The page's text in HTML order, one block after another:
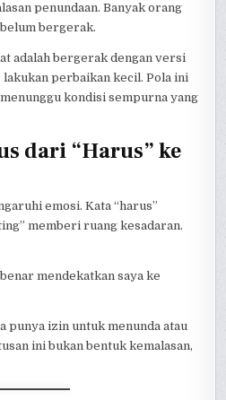
penundaan. Banyak orang
bergerak.
adalah bergerak dengan versi
perbaikan kecil. Pola ini
kondisi sempurna yang
dari “Harus” ke
emosi. Kata “harus”
memberi ruang kesadaran.
mendekatkan saya ke
punya izin untuk menunda atau
ini bukan bentuk kemalasan,